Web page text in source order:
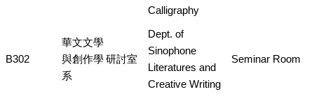
Calligraphy
B302
華文文學
與創作學
系
研討室
Dept. of
Sinophone
Literatures and
Creative Writing
Seminar Room